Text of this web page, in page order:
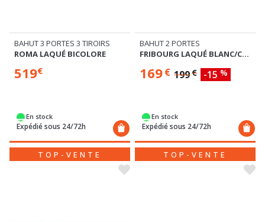
BAHUT 3 PORTES 3 TIROIRS
ROMA LAQUÉ BICOLORE
519€
En stock
Expédié sous 24/72h
BAHUT 2 PORTES
FRIBOURG LAQUÉ BLANC/CHENE MERCURE
169€ 199€ -15 %
En stock
Expédié sous 24/72h
TOP-VENTE TOP-VENTE